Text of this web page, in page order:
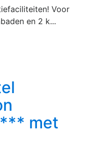
Voor
en 2 k...
met